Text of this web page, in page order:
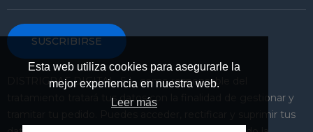
Esta web utiliza cookies para asegurarle la
mejor experiencia en nuestra web.
Leer más
SUSCRIBIRSE
DISTRIGRAF DIGITAL, S.L. como responsable del
tratamiento tratará tus datos con la finalidad de gestionar y
tramitar tu pedido. Puedes acceder, rectificar y suprimir tus